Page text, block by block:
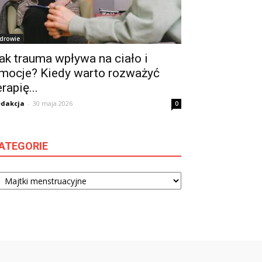
trauma wpływa na ciało i
Kiedy warto rozważyć
- 30 maja 2026 0